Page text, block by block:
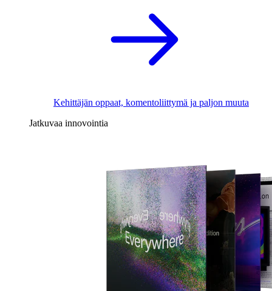
Kehittäjän oppaat, komentoliittymä ja paljon muuta
Jatkuvaa innovointia